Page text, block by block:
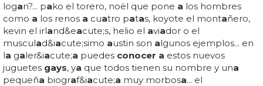
logan?... pako el torero, noël que pone a los hombres
como a los renos a cuatro patas, koyote el montañero,
kevin el irland&eacute;s, helio el aviador o el
musculad&iacute;simo austin son algunos ejemplos... en
la galer&iacute;a puedes conocer a estos nuevos
juguetes gays, ya que todos tienen su nombre y una
pequeña biograf&iacute;a muy morbosa... el